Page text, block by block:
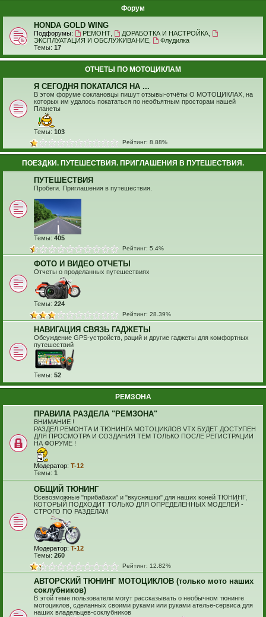
Форум
HONDA GOLD WING
Подфорумы: РЕМОНТ, ДОРАБОТКА И НАСТРОЙКА,
ЭКСПЛУАТАЦИЯ И ОБСЛУЖИВАНИЕ
Флудилка
Темы: 17
ОТЧЕТЫ ПО МОТОЦИКЛАМ
Я СЕГОДНЯ ПОКАТАЛСЯ НА ...
В этом форуме соклановцы пишут отзывы-отчёты О МОТОЦИКЛАХ, на
которых им удалось покататься по необъятным просторам нашей
Планеты
Темы: 103
Рейтинг: 8.88%
ПОЕЗДКИ. ПУТЕШЕСТВИЯ. ПРИГЛАШЕНИЯ В ПУТЕШЕСТВИЯ.
ПУТЕШЕСТВИЯ
Пробеги. Приглашения в путешествия.
Темы: 405
Рейтинг: 5.4%
ФОТО И ВИДЕО ОТЧЕТЫ
Отчеты о проделанных путешествиях
Темы: 224
Рейтинг: 28.39%
НАВИГАЦИЯ СВЯЗЬ ГАДЖЕТЫ
Обсуждение GPS-устройств, раций и другие гаджеты для комфортных
путешествий
Темы: 52
РЕМЗОНА
ПРАВИЛА РАЗДЕЛА "РЕМЗОНА"
ВНИМАНИЕ !
РАЗДЕЛ РЕМОНТА И ТЮНИНГА МОТОЦИКЛОВ VTX БУДЕТ ДОСТУПЕН
ДЛЯ ПРОСМОТРА И СОЗДАНИЯ ТЕМ ТОЛЬКО ПОСЛЕ РЕГИСТРАЦИИ
НА ФОРУМЕ !
Модератор: T-12
Темы: 1
ОБЩИЙ ТЮНИНГ
Всевозможные "прибабахи" и "вкусняшки" для наших коней ТЮНИНГ,
КОТОРЫЙ ПОДХОДИТ ТОЛЬКО ДЛЯ ОПРЕДЕЛЕННЫХ МОДЕЛЕЙ -
СТРОГО ПО РАЗДЕЛАМ
Модератор: T-12
Темы: 260
Рейтинг: 12.82%
АВТОРСКИЙ ТЮНИНГ МОТОЦИКЛОВ (только мото наших
соклубников)
В этой теме пользователи могут рассказывать о необычном тюнинге
мотоциклов, сделанных своими руками или руками ателье-сервиса для
наших владельцев-соклубников